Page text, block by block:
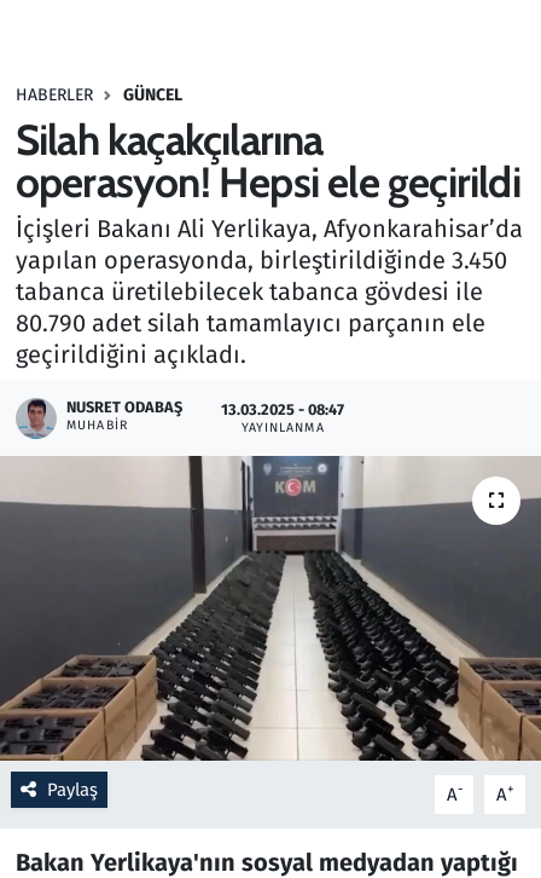
HABERLER GÜNCEL
Silah kaçakçılarına
operasyon! Hepsi ele geçirildi
İçişleri Bakanı Ali Yerlikaya, Afyonkarahisar’da
yapılan operasyonda, birleştirildiğinde 3.450
tabanca üretilebilecek tabanca gövdesi ile
80.790 adet silah tamamlayıcı parçanın ele
geçirildiğini açıkladı.
NUSRET ODABAŞ
MUHABIR
13.03.2025 - 08:47
YAYINLANMA
Paylaş A- A+
Bakan Yerlikaya'nın sosyal medyadan yaptığı
Haber
Kültür Sanat
Kurumsal Haberler
Lezzet Durağı
Memur ve Kamu
Otomobil
Resmi İlanlar
Rüya Tabirleri
Sağlık
Savunma Sanayi
Seçim 2023